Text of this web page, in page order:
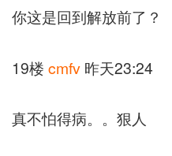
你这是回到解放前了？
19楼 cmfv 昨天23:24
真不怕得病。。狠人